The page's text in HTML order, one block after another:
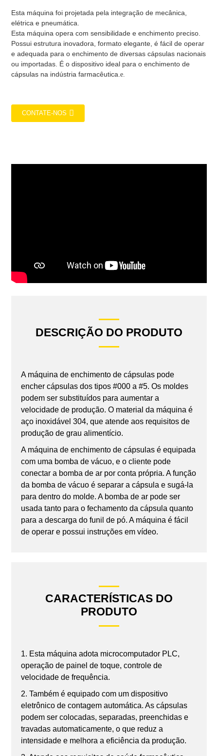
Esta máquina foi projetada pela integração de mecânica,
elétrica e pneumática.
Esta máquina opera com sensibilidade e enchimento preciso.
Possui estrutura inovadora, formato elegante, é fácil de operar
e adequada para o enchimento de diversas cápsulas nacionais
ou importadas. É o dispositivo ideal para o enchimento de
cápsulas na indústria farmacêutica. e.
CONTATE-NOS
DESCRIÇÃO DO PRODUTO
A máquina de enchimento de cápsulas pode
encher cápsulas dos tipos #000 a #5. Os moldes
podem ser substituídos para aumentar a
velocidade de produção. O material da máquina é
aço inoxidável 304, que atende aos requisitos de
produção de grau alimentício.
A máquina de enchimento de cápsulas é equipada
com uma bomba de vácuo, e o cliente pode
conectar a bomba de ar por conta própria. A função
da bomba de vácuo é separar a cápsula e sugá-la
para dentro do molde. A bomba de ar pode ser
usada tanto para o fechamento da cápsula quanto
para a descarga do funil de pó. A máquina é fácil
de operar e possui instruções em vídeo.
CARACTERÍSTICAS DO
PRODUTO
1. Esta máquina adota microcomputador PLC,
operação de painel de toque, controle de
velocidade de frequência.
2. Também é equipado com um dispositivo
eletrônico de contagem automática. As cápsulas
podem ser colocadas, separadas, preenchidas e
travadas automaticamente, o que reduz a
intensidade e melhora a eficiência da produção.